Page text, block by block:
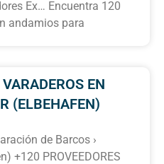
Ex… Encuentra 120
andamios para
EN
(ELBEHAFEN)
de Barcos ›
+120 PROVEEDORES